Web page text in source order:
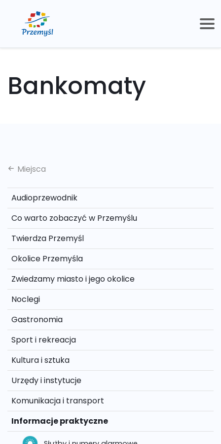
Bankomaty
Miejsca
Audioprzewodnik
Co warto zobaczyć w Przemyślu
Twierdza Przemyśl
Okolice Przemyśla
Zwiedzamy miasto i jego okolice
Noclegi
Gastronomia
Sport i rekreacja
Kultura i sztuka
Urzędy i instytucje
Komunikacja i transport
Informacje praktyczne